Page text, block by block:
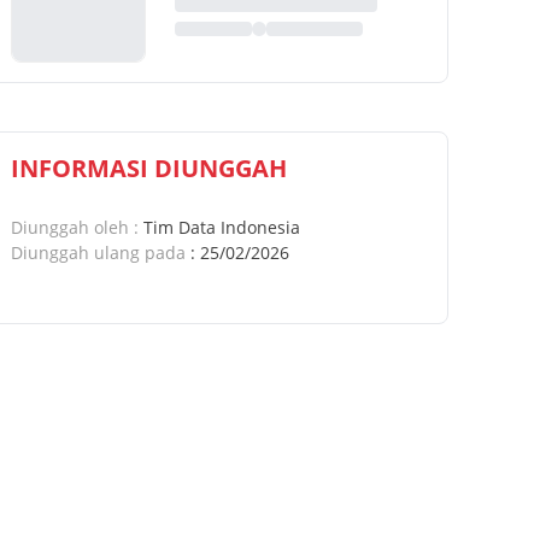
INFORMASI DIUNGGAH
Diunggah oleh : Tim Data Indonesia
Diunggah ulang pada : 25/02/2026